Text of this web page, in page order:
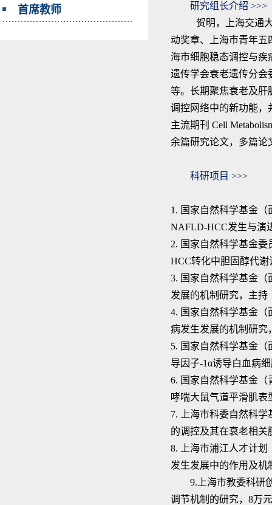
首席教师 研究组长介绍 >>>
贺明，上海交通
动奖章、上海市青年五
海市细胞稳态调控与
遗传学会衰老遗传分会
等。长期聚焦衰老及肝
调控网络中的新功能，
主流期刊 Cell
余篇研究论文，多篇论
科研项目 >>>
1. 国家自然科学基金（
NAFLD-HCC发生与演
2. 国家自然科学基金
HCC转化中胆固醇代
3. 国家自然科学基金（
发展的机制研究，主持
4. 国家自然科学基金（
病发生发展的机制研究
5. 国家自然科学基金（
导因子-1α诱导白血病
6. 国家自然科学基金（
哮喘大鼠气道平滑肌表
7.
上海市科委自然科学
的调控及其在衰老相关
8.
上海市浦江人才计划
发生发展中的作用及机
9. 上海市教委科研
调节机制的研究， 8万